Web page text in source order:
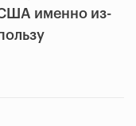
США именно из-